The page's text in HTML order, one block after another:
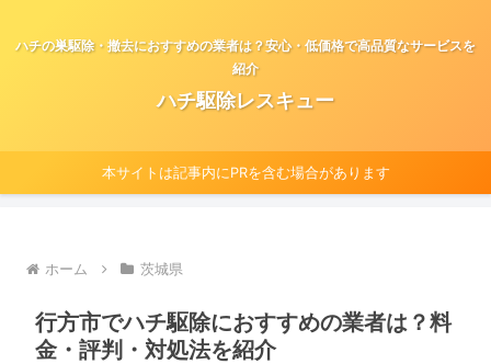
ハチの巣駆除・撤去におすすめの業者は？安心・低価格で高品質なサービスを
紹介
ハチ駆除レスキュー
本サイトは記事内にPRを含む場合があります
ホーム 茨城県
行方市でハチ駆除におすすめの業者は？料
金・評判・対処法を紹介